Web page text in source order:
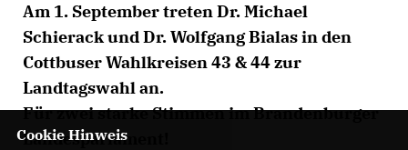
Am 1. September treten Dr. Michael
Schierack und Dr. Wolfgang Bialas in den
Cottbuser Wahlkreisen 43 & 44 zur
Landtagswahl an.
Für zwei starke Stimmen im Brandenburger
Landesparlament!
Cookie Hinweis